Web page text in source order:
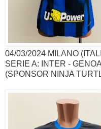
04/03/2024 MILANO
SERIE A: INTER -
(SPONSOR NINJA